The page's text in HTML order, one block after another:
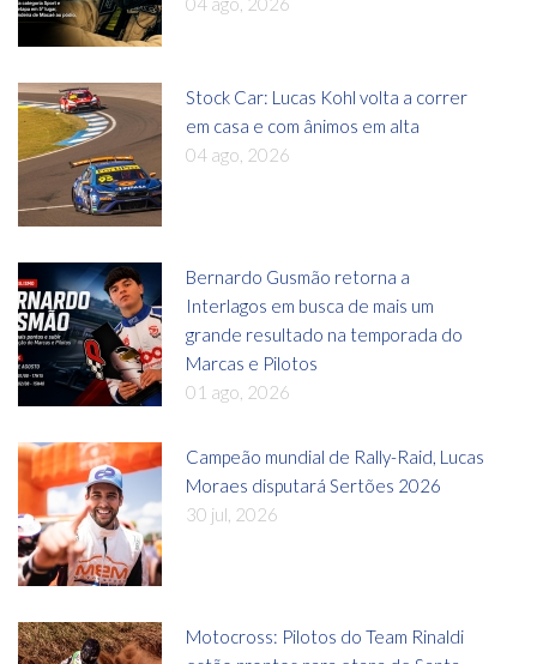
Stock Car: Lucas Kohl volta a correr
em casa e com ânimos em alta
04 ago, 2026
Bernardo Gusmão retorna a
Interlagos em busca de mais um
grande resultado na temporada do
Marcas e Pilotos
01 ago, 2026
Campeão mundial de Rally-Raid, Lucas
Moraes disputará Sertões 2026
30 jul, 2026
Motocross: Pilotos do Team Rinaldi